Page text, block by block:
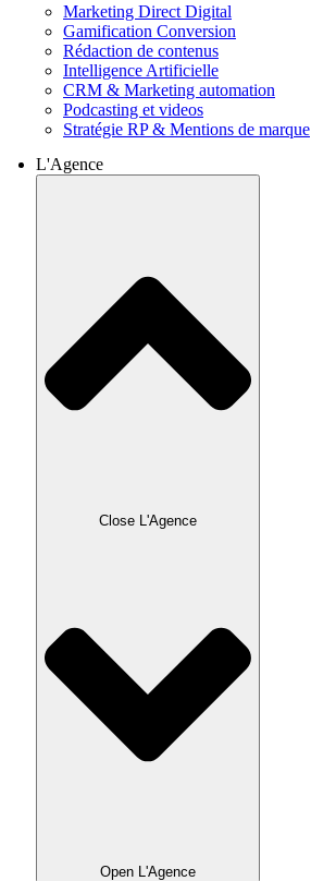
Marketing Direct Digital
Gamification Conversion
Rédaction de contenus
Intelligence Artificielle
CRM & Marketing automation
Podcasting et videos
Stratégie RP & Mentions de marque
L'Agence
Close L'Agence
Open L'Agence